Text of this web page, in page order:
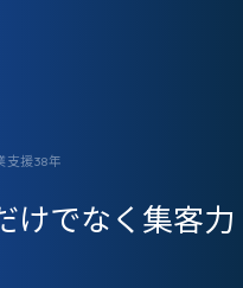
支援38年
けでなく集客